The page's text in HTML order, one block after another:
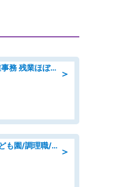
＞
事務/PC・データ入力/営業事務 残業ほぼなし 建設機械レンタル会社で未経験から一般事務
＞
管理栄養士/栄養士/認定こども園/調理職/認定こども園/週3日～相談可能